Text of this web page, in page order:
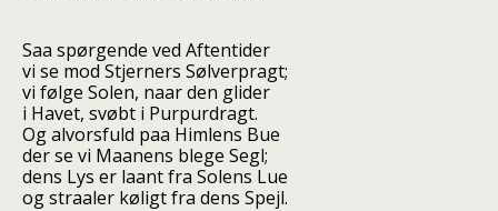
Saa spørgende ved Aftentider
vi se mod Stjerners Sølverpragt;
vi følge Solen, naar den glider
i Havet, svøbt i Purpurdragt.
Og alvorsfuld paa Himlens Bue
der se vi Maanens blege Segl;
dens Lys er laant fra Solens Lue
og straaler køligt fra dens Spejl.